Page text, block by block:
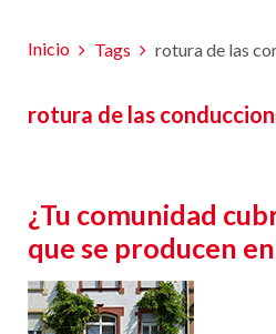
Inicio Tags rotura de las
rotura de las
¿Tu comunidad
que se producen